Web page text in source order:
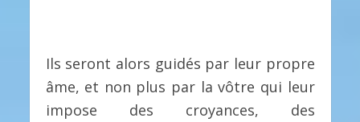
Ils seront alors guidés par leur propre
âme, et non plus par la vôtre qui leur
impose des croyances, des